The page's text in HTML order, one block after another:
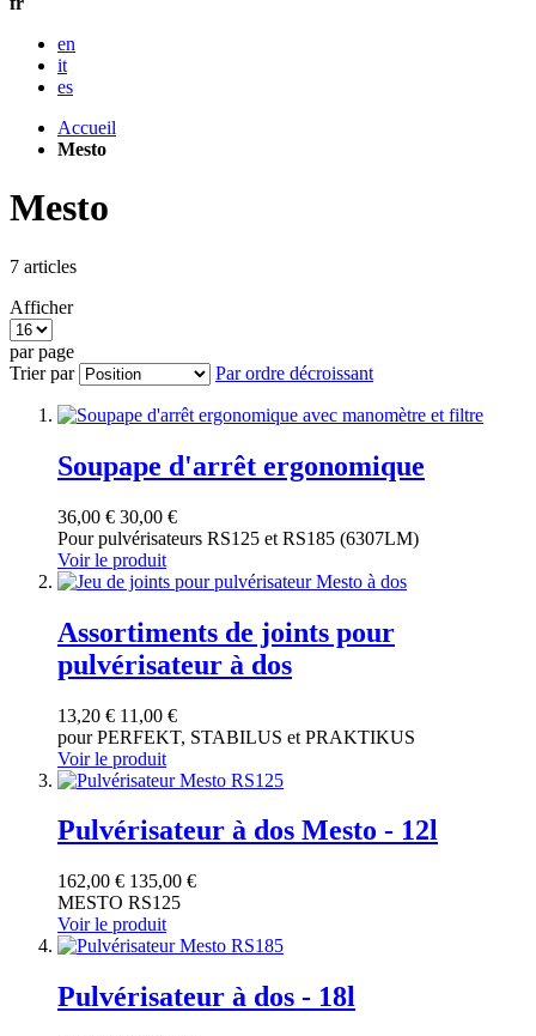
en
it
es
Accueil
Mesto
Mesto
7 articles
Afficher
par page
Trier par
Par ordre décroissant
Soupape d'arrêt ergonomique
36,00 € 30,00 €
Pour pulvérisateurs RS125 et RS185 (6307LM)
Voir le produit
Assortiments de joints pour
pulvérisateur à dos
13,20 € 11,00 €
pour PERFEKT, STABILUS et PRAKTIKUS
Voir le produit
Pulvérisateur à dos Mesto - 12l
162,00 € 135,00 €
MESTO RS125
Voir le produit
Pulvérisateur à dos - 18l